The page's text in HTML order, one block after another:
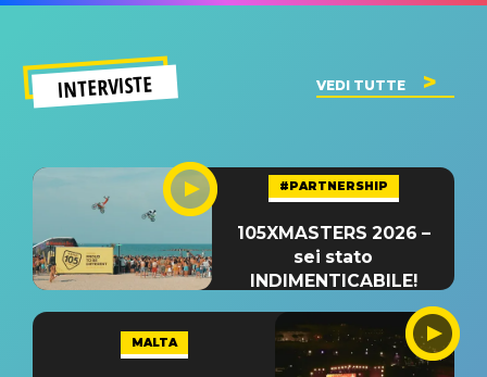
INTERVISTE VEDI TUTTE
#PARTNERSHIP
105XMASTERS 2026 –
sei stato
INDIMENTICABILE!
MALTA